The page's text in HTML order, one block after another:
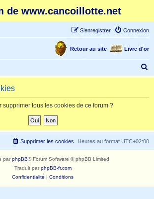
de www.cancoillotte.net
Connexion
S’enregistrer
Livre d'or
Retour au site
e
h
supprimer tous les cookies de ce forum ?
Heures au format UTC+02:00
Supprimer les cookies
parphpBB® Forum Software © phpBB Limited
Traduit parphpBB-fr.com
Confidentialité | Conditions